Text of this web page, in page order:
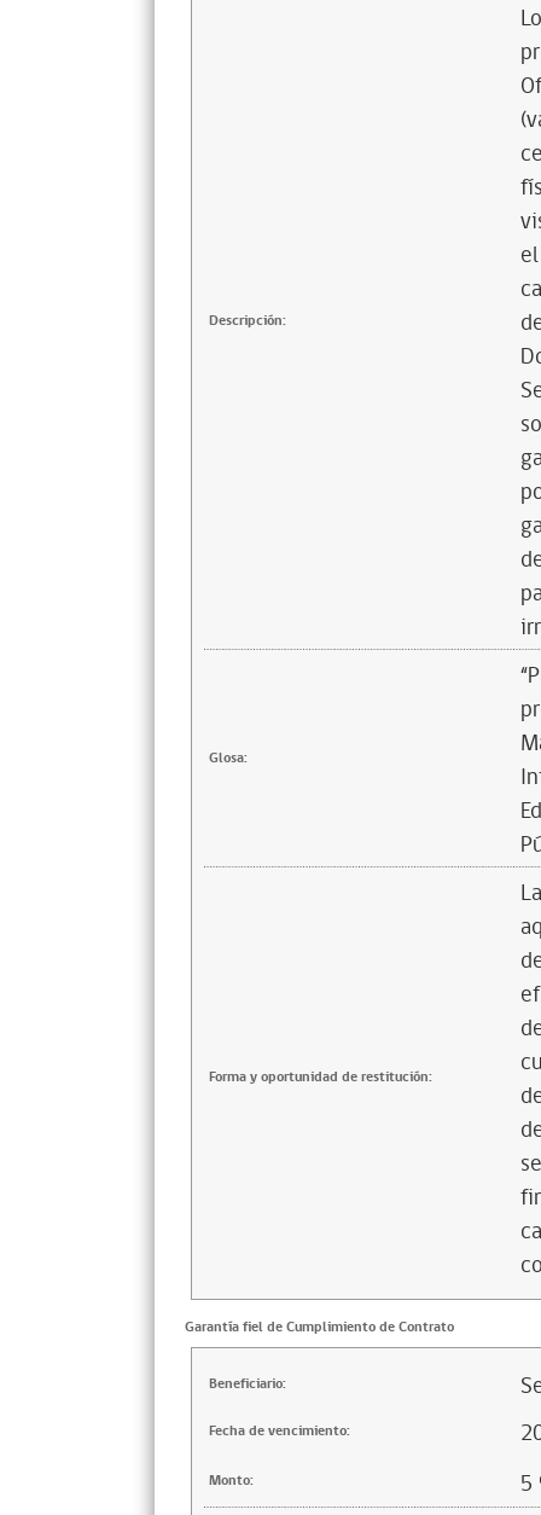
Descripción:
Glosa:
Forma y oportunidad de restitución:
Garantía fiel de Cumplimiento de Contrato
Beneficiario:
Fecha de vencimiento:
Monto: 5